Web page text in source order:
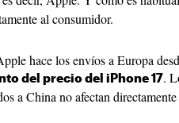
al consumidor.
hace los envíos a Europa
del precio del iPhone 17.
a China no afectan directamente